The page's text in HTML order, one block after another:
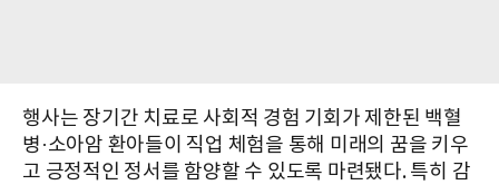
행사는 장기간 치료로 사회적 경험 기회가 제한된 백혈
병·소아암 환아들이 직업 체험을 통해 미래의 꿈을 키우
고 긍정적인 정서를 함양할 수 있도록 마련됐다. 특히 감